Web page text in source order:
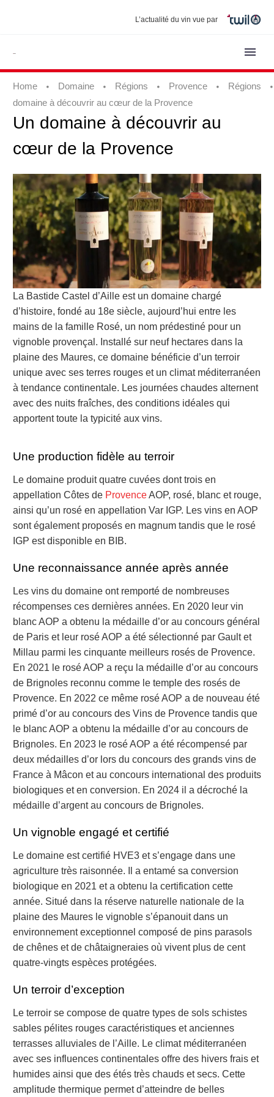
L’actualité du vin vue par
Home Domaine Régions Provence
Régions
domaine à découvrir au cœur de la Provence
Un domaine à découvrir au
cœur de la Provence
La Bastide Castel d’Aille est un domaine chargé
d’histoire, fondé au 18e siècle, aujourd’hui entre les
mains de la famille Rosé, un nom prédestiné pour un
vignoble provençal. Installé sur neuf hectares dans la
plaine des Maures, ce domaine bénéficie d’un terroir
unique avec ses terres rouges et un climat méditerranéen
à tendance continentale. Les journées chaudes alternent
avec des nuits fraîches, des conditions idéales qui
apportent toute la typicité aux vins.
Une production fidèle au terroir
Le domaine produit quatre cuvées dont trois en
appellation Côtes de ProvenceAOP, rosé, blanc et rouge,
ainsi qu’un rosé en appellation Var IGP. Les vins en AOP
sont également proposés en magnum tandis que le rosé
IGP est disponible en BIB.
Une reconnaissance année après année
Les vins du domaine ont remporté de nombreuses
récompenses ces dernières années. En 2020 leur vin
blanc AOP a obtenu la médaille d’or au concours général
de Paris et leur rosé AOP a été sélectionné par Gault et
Millau parmi les cinquante meilleurs rosés de Provence.
En 2021 le rosé AOP a reçu la médaille d’or au concours
de Brignoles reconnu comme le temple des rosés de
Provence. En 2022 ce même rosé AOP a de nouveau été
primé d’or au concours des Vins de Provence tandis que
le blanc AOP a obtenu la médaille d’or au concours de
Brignoles. En 2023 le rosé AOP a été récompensé par
deux médailles d’or lors du concours des grands vins de
France à Mâcon et au concours international des produits
biologiques et en conversion. En 2024 il a décroché la
médaille d’argent au concours de Brignoles.
Un vignoble engagé et certifié
Le domaine est certifié HVE3 et s’engage dans une
agriculture très raisonnée. Il a entamé sa conversion
biologique en 2021 et a obtenu la certification cette
année. Situé dans la réserve naturelle nationale de la
plaine des Maures le vignoble s’épanouit dans un
environnement exceptionnel composé de pins parasols
de chênes et de châtaigneraies où vivent plus de cent
quatre-vingts espèces protégées.
Un terroir d’exception
Le terroir se compose de quatre types de sols schistes
sables pélites rouges caractéristiques et anciennes
terrasses alluviales de l’Aille. Le climat méditerranéen
avec ses influences continentales offre des hivers frais et
humides ainsi que des étés très chauds et secs. Cette
amplitude thermique permet d’atteindre de belles